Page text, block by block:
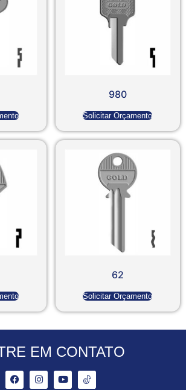
980
Solicitar Orçamento
62
Solicitar Orçamento
EM CONTATO